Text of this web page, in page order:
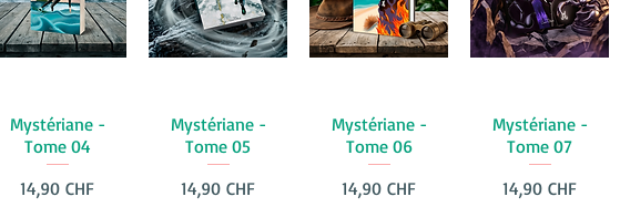
Mystériane -
Tome 04
Prix
14,90 CHF
Mystériane -
Tome 05
Prix
14,90 CHF
Mystériane -
Tome 06
Prix
14,90 CHF
Mystériane -
Tome 07
Prix
14,90 CHF